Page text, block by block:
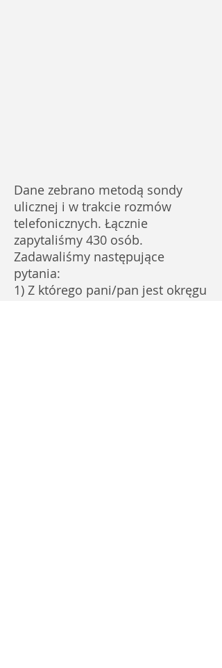
Dane zebrano metodą sondy
ulicznej i w trakcie rozmów
telefonicznych. Łącznie
zapytaliśmy 430 osób.
Zadawaliśmy następujące
pytania:
1) Z którego pani/pan jest okręgu